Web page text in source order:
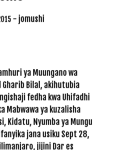
- jomushi